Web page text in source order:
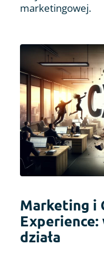
marketingowej.
Marketing i
Experience:
działa